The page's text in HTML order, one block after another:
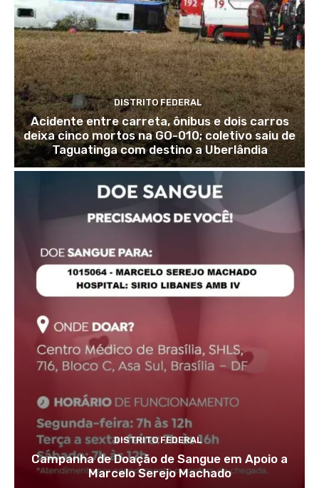
DISTRITO FEDERAL
Acidente entre carreta, ônibus e dois carros
deixa cinco mortos na GO-010; coletivo saiu de
Taguatinga com destino a Uberlândia
DISTRITO FEDERAL
Campanha de Doação de Sangue em Apoio a
Marcelo Serejo Machado